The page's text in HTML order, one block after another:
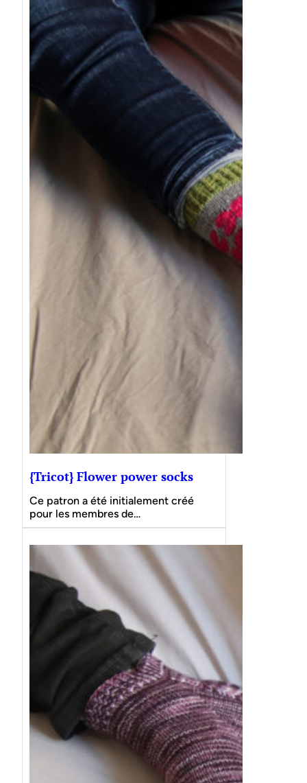
{Tricot} Flower power socks
Ce patron a été initialement créé
pour les membres de…